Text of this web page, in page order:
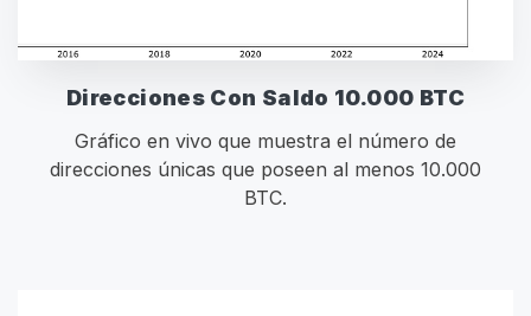
Direcciones Con Saldo 10.000 BTC
Gráfico en vivo que muestra el número de
direcciones únicas que poseen al menos 10.000
BTC.